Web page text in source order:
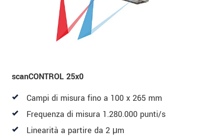
scanCONTROL 25x0
Campi di misura fino a 100 x 265 mm
Frequenza di misura 1.280.000 punti/s
Linearità a partire da 2 μm